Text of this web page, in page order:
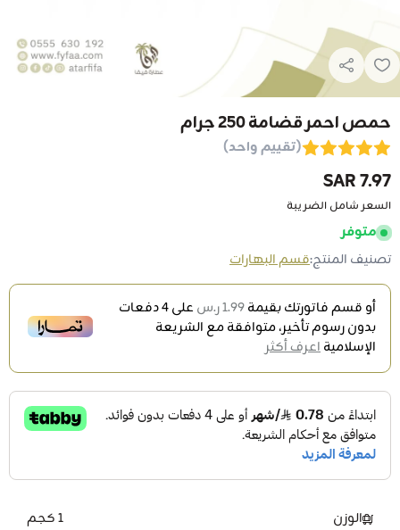
حمص احمر قضامة 250 جرام
(تقييم واحد)
7.97 SAR
السعر شامل الضريبة
متوفر
تصنيف المنتج:قسم البهارات
أو قسم فاتورتك بقيمة1.99 ر.س على4دفعات
بدون رسوم تأخير، متوافقة مع الشريعة
الإسلاميةاعرف أكثر
الوزن 1 كجم